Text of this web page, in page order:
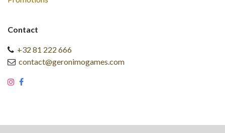
Contact
+32 81 222 666
contact@geronimogames.com